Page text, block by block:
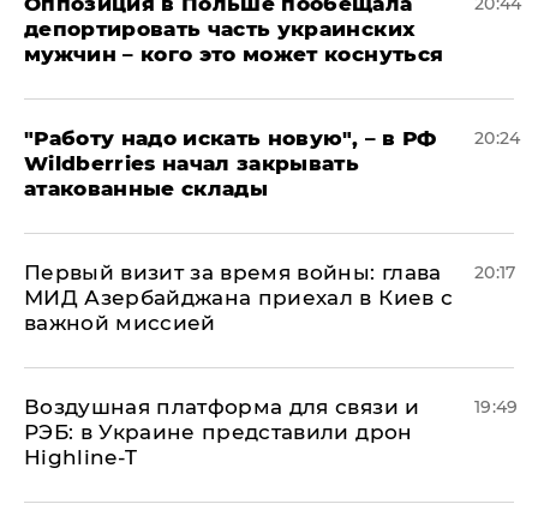
депортировать часть украинских
мужчин – кого это может коснуться
"Работу надо искать новую", – в РФ
Wildberries начал закрывать
атакованные склады
20:24
Первый визит за время войны: глава
МИД Азербайджана приехал в Киев с
важной миссией
20:17
Воздушная платформа для связи и
РЭБ: в Украине представили дрон
Highline-T
19:49